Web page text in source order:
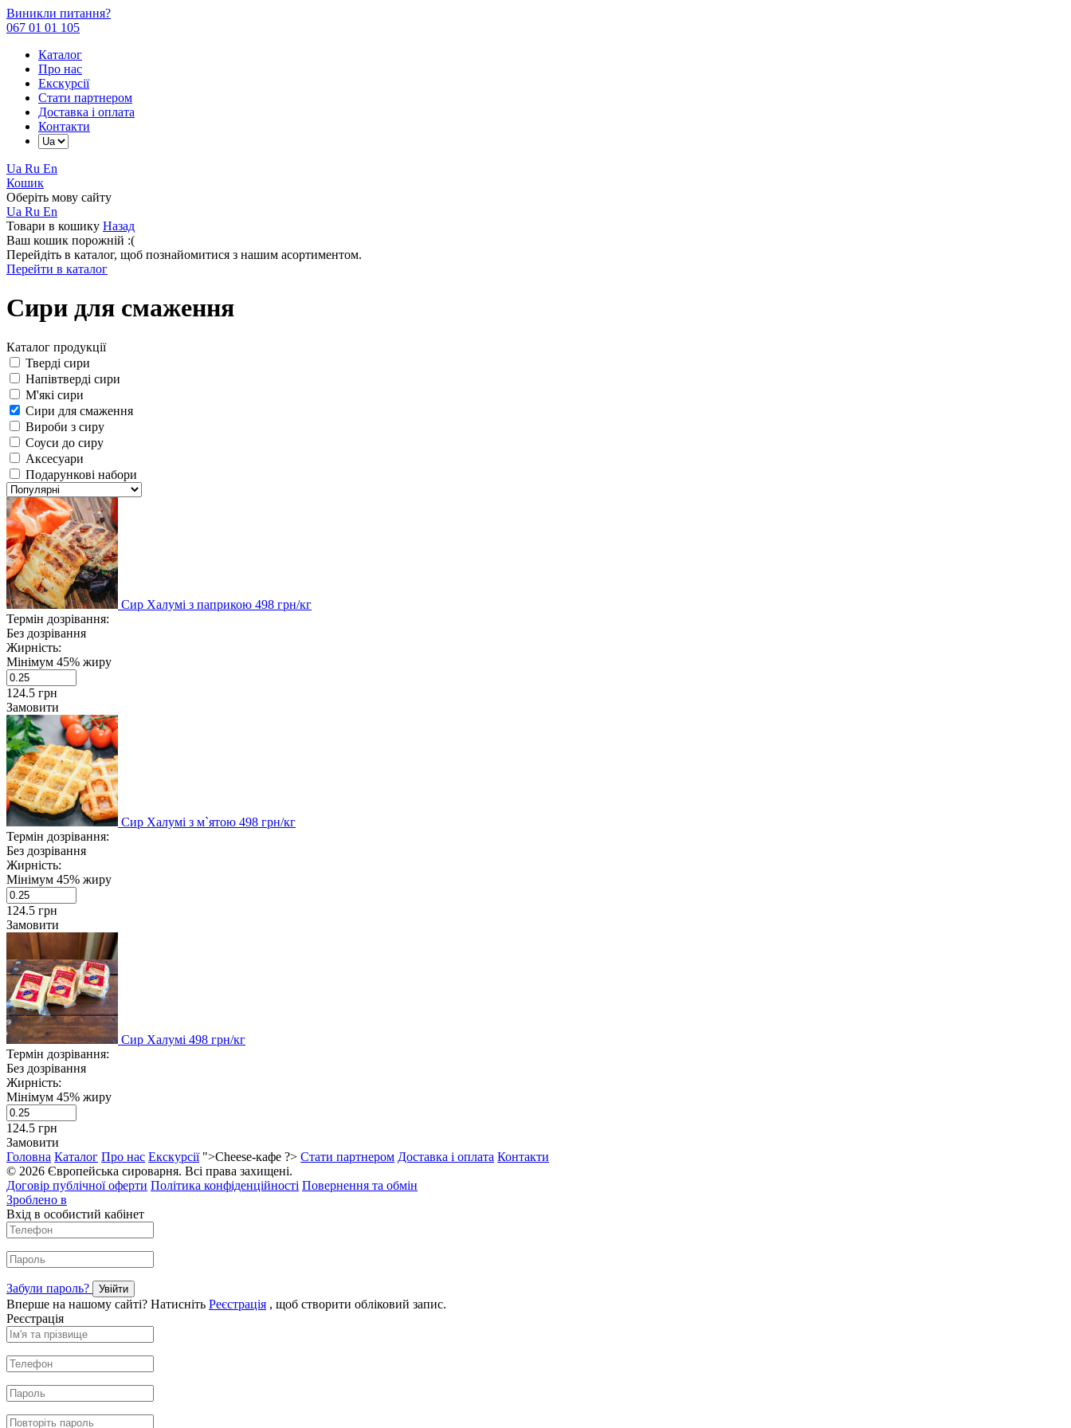
Виникли питання?
067 01 01 105
Каталог
Про нас
Екскурсії
Стати партнером
Доставка і оплата
Контакти
Ua Ru En
Кошик
Оберіть мову сайту
Ua Ru En
Товари в кошику Назад
Ваш кошик порожній :(
Перейдіть в каталог, щоб познайомитися з нашим асортиментом.
Перейти в каталог
Сири для смаження
Каталог продукції
Тверді сири
Напівтверді сири
М'які сири
Сири для смаження
Вироби з сиру
Соуси до сиру
Аксесуари
Подарункові набори
Сир Халумі з паприкою 498 грн/кг
Термін дозрівання:
Без дозрівання
Жирність:
Мінімум 45% жиру
124.5 грн
Замовити
Сир Халумі з м`ятою 498 грн/кг
Термін дозрівання:
Без дозрівання
Жирність:
Мінімум 45% жиру
124.5 грн
Замовити
Сир Халумі 498 грн/кг
Термін дозрівання:
Без дозрівання
Жирність:
Мінімум 45% жиру
124.5 грн
Замовити
Головна Каталог Про нас Екскурсії">Cheese-кафе ?> Стати партнером Доставка і оплата Контакти
© 2026 Європейська сироварня. Всі права захищені.
Договір публічної оферти Політика конфіденційності Повернення та обмін
Зроблено в
Вхід в особистий кабінет
Забули пароль? Увійти
Вперше на нашому сайті? Натисніть Реєстрація , щоб створити обліковий запис.
Реєстрація